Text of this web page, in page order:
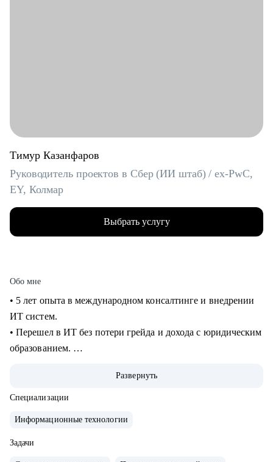
Тимур Казанфаров
Руководитель проектов в Сбер (ИИ штаб) / ex-PwC,
EY, Колмар
Выбрать услугу
Обо мне
• 5 лет опыта в международном консалтинге и внедрении
ИТ систем.
• Перешел в ИТ без потери грейда и дохода с юридическим
образованием.
должность руководителя проектов.
• На позиции бизнес-аналитика оптимизировал 300+
• Руководил проектом автоматизации бизнеса на 3000
пользователей.
• Провел 30+ карьерных консультаций.
Развернуть
Специализации
Информационные технологии
Задачи